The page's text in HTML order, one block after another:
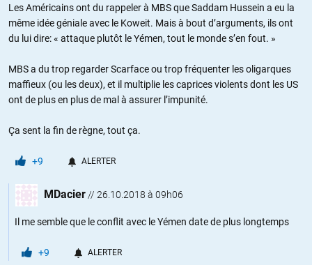
Les Américains ont du rappeler à MBS que Saddam Hussein a eu la
même idée géniale avec le Koweit. Mais à bout d’arguments, ils ont
du lui dire: « attaque plutôt le Yémen, tout le monde s’en fout. »
MBS a du trop regarder Scarface ou trop fréquenter les oligarques
maffieux (ou les deux), et il multiplie les caprices violents dont les US
ont de plus en plus de mal à assurer l’impunité.
Ça sent la fin de règne, tout ça.
+9 ALERTER
MDacier // 26.10.2018 à 09h06
Il me semble que le conflit avec le Yémen date de plus longtemps
+9 ALERTER